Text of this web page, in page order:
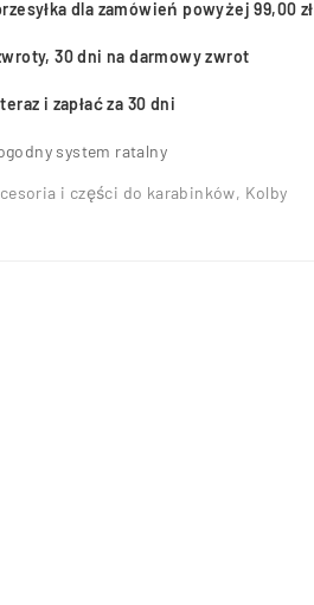
dla zamówień powyżej 99,00 zł
30 dni na darmowy zwrot
i zapłać za 30 dni
system ratalny
i części do karabinków, Kolby